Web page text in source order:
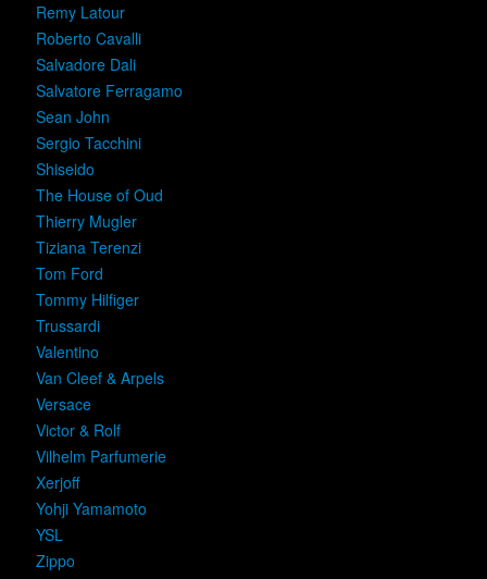
Remy Latour
Roberto Cavalli
Salvadore Dali
Salvatore Ferragamo
Sean John
Sergio Tacchini
Shiseido
The House of Oud
Thierry Mugler
Tiziana Terenzi
Tom Ford
Tommy Hilfiger
Trussardi
Valentino
Van Cleef & Arpels
Versace
Victor & Rolf
Vilhelm Parfumerie
Xerjoff
Yohji Yamamoto
YSL
Zippo